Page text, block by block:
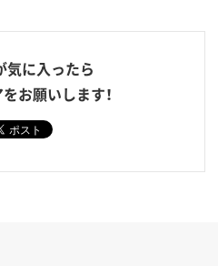
気に入ったら
お願いします！